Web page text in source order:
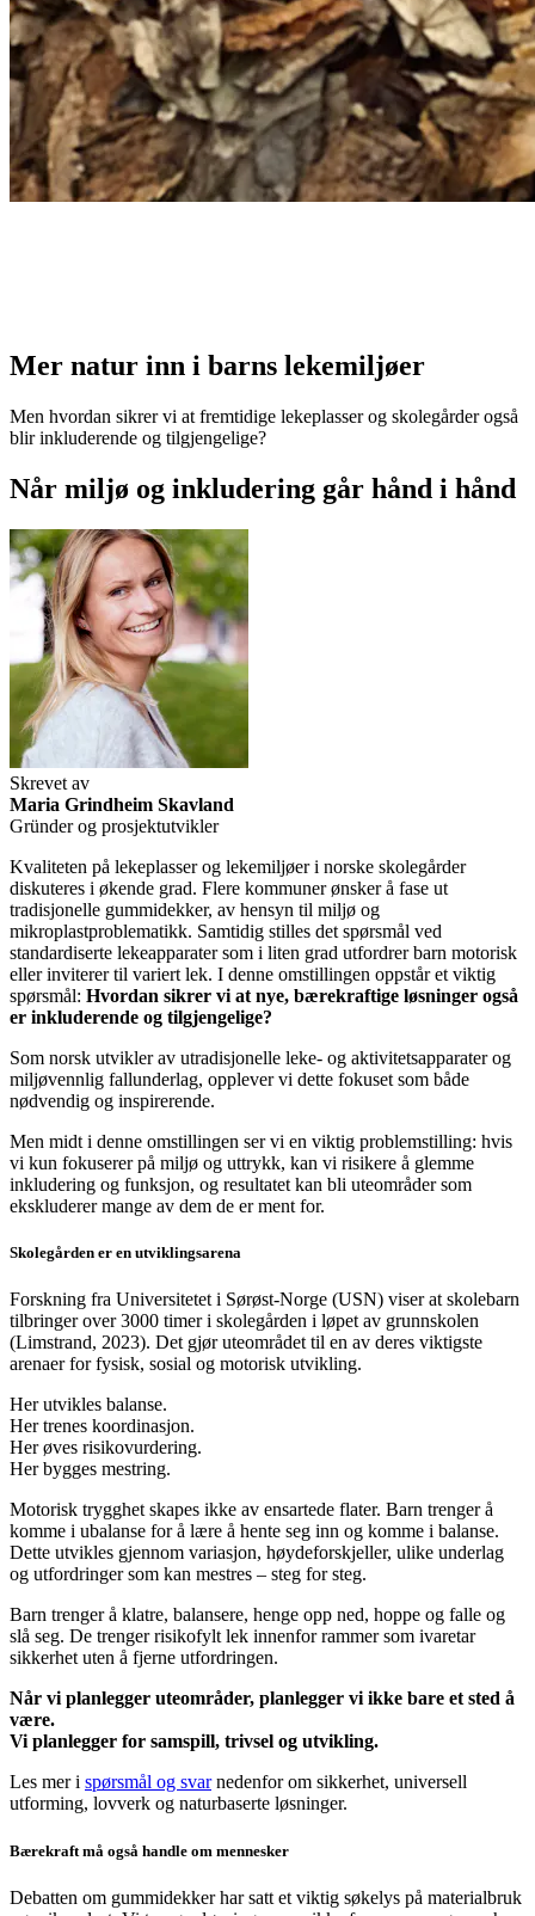
Mer natur inn i barns lekemiljøer
Men hvordan sikrer vi at fremtidige lekeplasser og skolegårder også
blir inkluderende og tilgjengelige?
Når miljø og inkludering går hånd i hånd
Skrevet av
Maria Grindheim Skavland
Gründer og prosjektutvikler
Kvaliteten på lekeplasser og lekemiljøer i norske skolegårder
diskuteres i økende grad. Flere kommuner ønsker å fase ut
tradisjonelle gummidekker, av hensyn til miljø og
mikroplastproblematikk. Samtidig stilles det spørsmål ved
standardiserte lekeapparater som i liten grad utfordrer barn motorisk
eller inviterer til variert lek. I denne omstillingen oppstår et viktig
spørsmål: Hvordan sikrer vi at nye, bærekraftige løsninger også
er inkluderende og tilgjengelige?
Som norsk utvikler av utradisjonelle leke- og aktivitetsapparater og
miljøvennlig fallunderlag, opplever vi dette fokuset som både
nødvendig og inspirerende.
Men midt i denne omstillingen ser vi en viktig problemstilling: hvis
vi kun fokuserer på miljø og uttrykk, kan vi risikere å glemme
inkludering og funksjon, og resultatet kan bli uteområder som
ekskluderer mange av dem de er ment for.
Skolegården er en utviklingsarena
Forskning fra Universitetet i Sørøst-Norge (USN) viser at skolebarn
tilbringer over 3000 timer i skolegården i løpet av grunnskolen
(Limstrand, 2023). Det gjør uteområdet til en av deres viktigste
arenaer for fysisk, sosial og motorisk utvikling.
Her utvikles balanse.
Her trenes koordinasjon.
Her øves risikovurdering.
Her bygges mestring.
Motorisk trygghet skapes ikke av ensartede flater. Barn trenger å
komme i ubalanse for å lære å hente seg inn og komme i balanse.
Dette utvikles gjennom variasjon, høydeforskjeller, ulike underlag
og utfordringer som kan mestres – steg for steg.
Barn trenger å klatre, balansere, henge opp ned, hoppe og falle og
slå seg. De trenger risikofylt lek innenfor rammer som ivaretar
sikkerhet uten å fjerne utfordringen.
Når vi planlegger uteområder, planlegger vi ikke bare et sted å
være.
Vi planlegger for samspill, trivsel og utvikling.
Les mer i spørsmål og svarnedenfor om sikkerhet, universell
utforming, lovverk og naturbaserte løsninger.
Bærekraft må også handle om mennesker
Debatten om gummidekker har satt et viktig søkelys på materialbruk